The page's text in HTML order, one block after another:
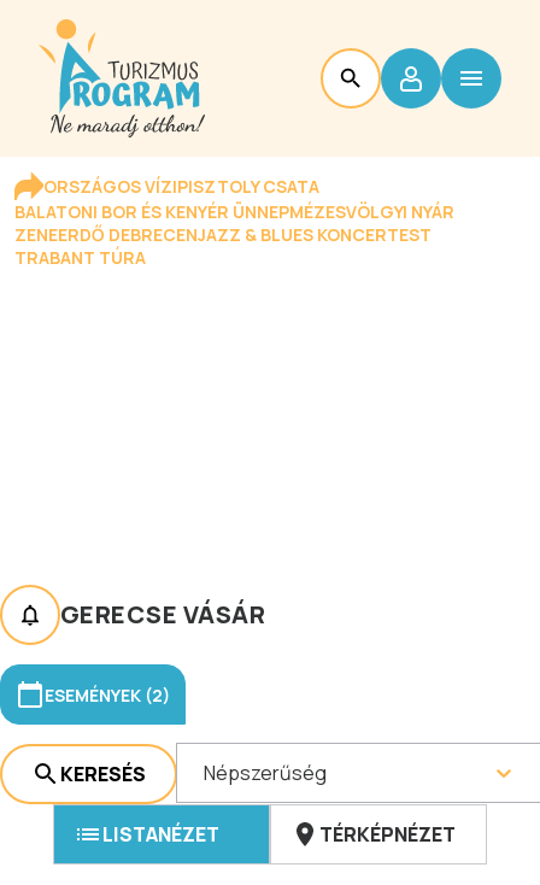
ORSZÁGOS VÍZIPISZTOLY CSATA
BALATONI BOR ÉS KENYÉR ÜNNEPMÉZESVÖLGYI NYÁR
ZENEERDŐ DEBRECENJAZZ & BLUES KONCERTEST
TRABANT TÚRA
GERECSE VÁSÁR
ESEMÉNYEK (2)
KERESÉS Népszerűség
LISTANÉZET TÉRKÉPNÉZET